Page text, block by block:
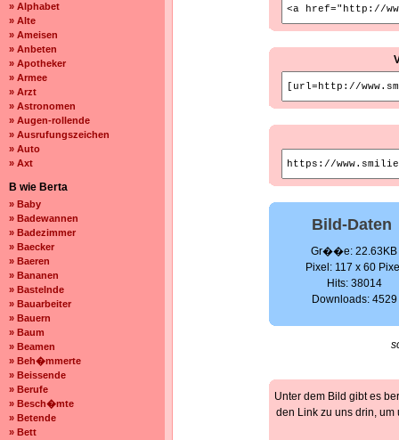
» Alphabet
» Alte
» Ameisen
» Anbeten
» Apotheker
» Armee
» Arzt
» Astronomen
» Augen-rollende
» Ausrufungszeichen
» Auto
» Axt
B wie Berta
» Baby
» Badewannen
» Badezimmer
» Baecker
» Baeren
» Bananen
» Bastelnde
» Bauarbeiter
» Bauern
» Baum
» Beamen
» Beh�mmerte
» Beissende
» Berufe
» Besch�mte
» Betende
» Bett
Bild-Daten
Gr��e: 22.63KB
Pixel: 117 x 60
Hits: 38014
Downloads: 4529
Unter dem Bild gibt es
den Link zu uns drin,